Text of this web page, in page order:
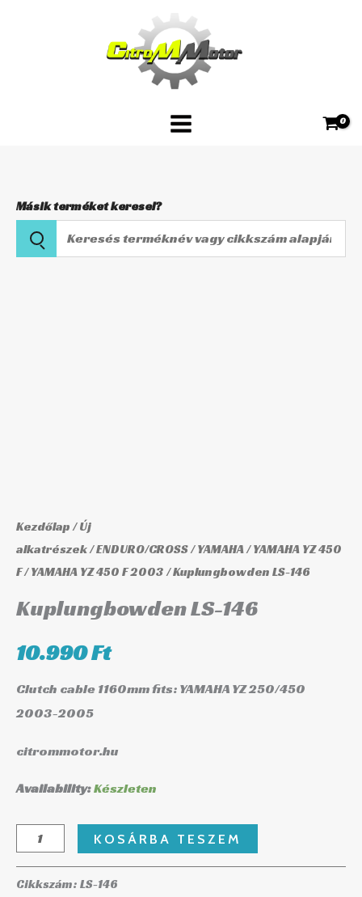
Másik terméket keresel?
Keresés
terméknév
Kezdőlap/Új
alkatrészek/ENDURO/CROSS/YAMAHA/YAMAHA YZ 450
F/YAMAHA YZ 450 F 2003/ Kuplungbowden LS-146
Kuplungbowden LS-146
10.990Ft
Clutch cable 1160mm fits: YAMAHA YZ 250/450
2003-2005
citrommotor.hu
Availability:Készleten
KOSÁRBA TESZEM
Cikkszám: LS-146